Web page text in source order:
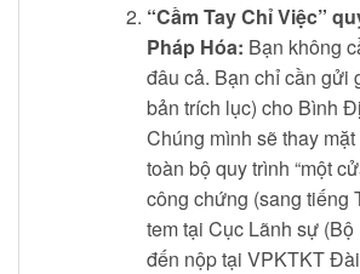
“Cầm Tay Chỉ Việc”
Pháp Hóa: Bạn không
đâu cả. Bạn chỉ cần gửi
bản trích lục) cho Bình
Chúng mình sẽ thay
toàn bộ quy trình “một
công chứng (sang tiếng
tem tại Cục Lãnh sự
đến nộp tại VPKTKT